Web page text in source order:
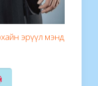
эрүүл мэнд